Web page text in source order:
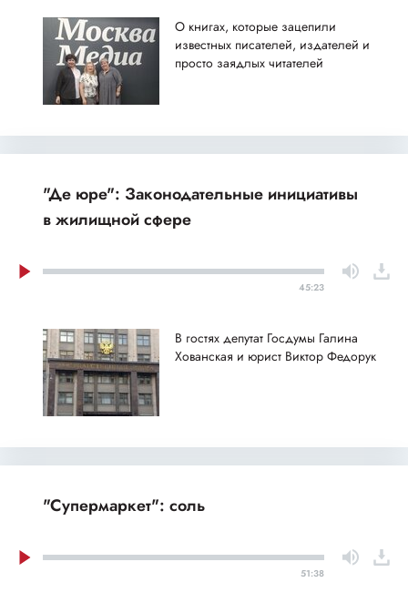
О книгах, которые зацепили
известных писателей, издателей и
просто заядлых читателей
"Де юре": Законодательные инициативы
в жилищной сфере
45:23
В гостях депутат Госдумы Галина
Хованская и юрист Виктор Федорук
"Супермаркет": соль
51:38